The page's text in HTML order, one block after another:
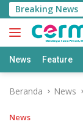
Langsung
ke
konten
Breaking News
Ribu Jiwa
News Feature
Beranda News
News